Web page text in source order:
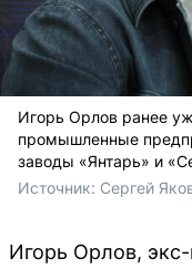
Игорь Орлов ранее
промышленные
заводы «Янтарь» и
Источник: Сергей
Игорь Орлов, экс-